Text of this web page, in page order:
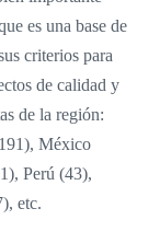
es una base de
criterios para
de calidad y
de la región:
México
Perú (43),
etc.